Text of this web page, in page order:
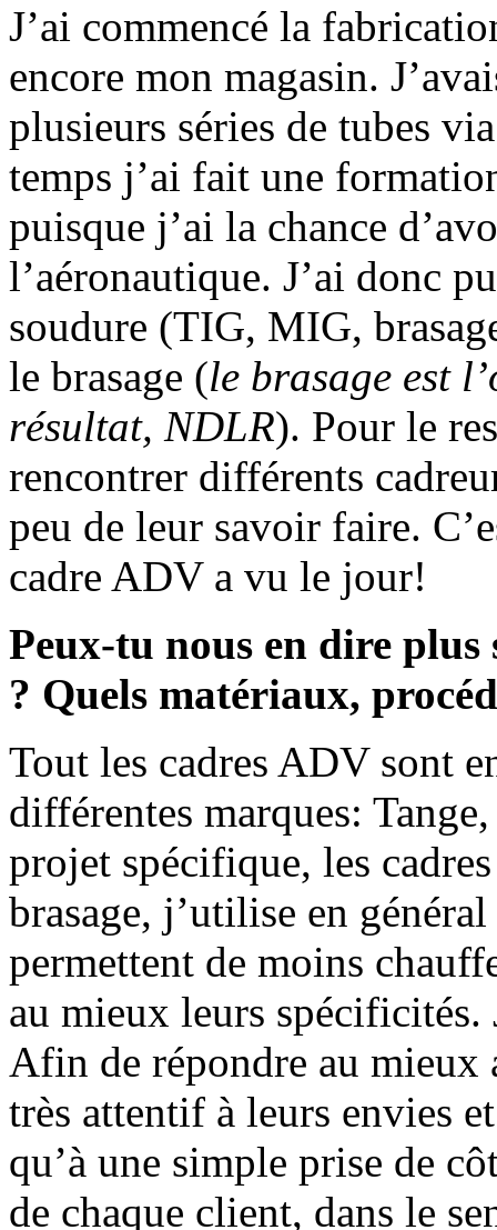
J’ai commencé la
encore mon magasin.
plusieurs séries de tubes
temps j’ai fait une
puisque j’ai la chance
l’aéronautique. J’ai donc
soudure (TIG, MIG,
le brasage (le brasage est
résultat, NDLR). Pour le
rencontrer différents
peu de leur savoir faire.
cadre ADV a vu le jour!
Peux-tu nous en dire
? Quels matériaux,
Tout les cadres ADV sont
différentes marques:
projet spécifique, les
brasage, j’utilise en
permettent de moins
au mieux leurs spécificités.
Afin de répondre au mieux
très attentif à leurs envies
qu’à une simple prise de
de chaque client, dans le